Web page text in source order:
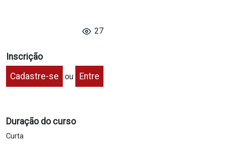
Inscrição
Cadastre-se
ou Entre
27
Duração do curso
Curta